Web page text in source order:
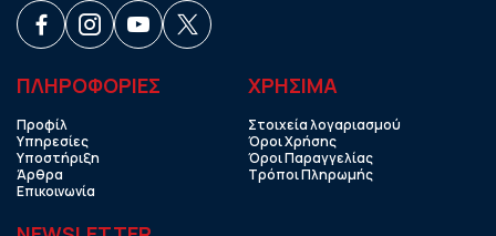
ΠΛΗΡΟΦΟΡΙΕΣ
Προφίλ
Υπηρεσίες
Υποστήριξη
Άρθρα
Επικοινωνία
ΧΡHΣΙΜΑ
Στοιχεία λογαριασμού
Όροι Χρήσης
Όροι Παραγγελίας
Τρόποι Πληρωμής